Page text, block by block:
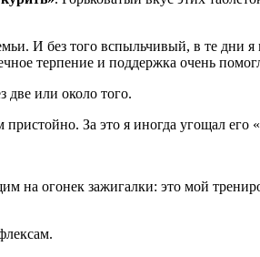
И без того вспыльчивый, в те дни
терпение и поддержка очень
две или около того.
За это я иногда угощал
на огонек зажигалки: это мой